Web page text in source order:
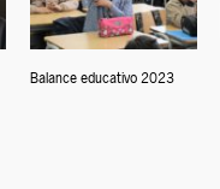
Balance educativo 2023